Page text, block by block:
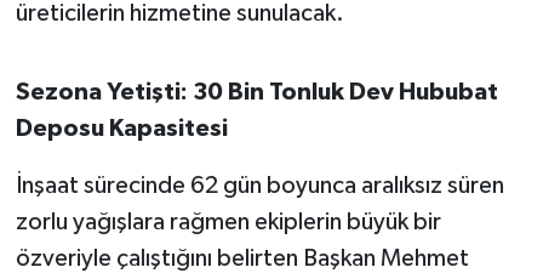
üreticilerin hizmetine sunulacak.
Sezona Yetişti: 30 Bin Tonluk Dev Hububat
Deposu Kapasitesi
İnşaat sürecinde 62 gün boyunca aralıksız süren
zorlu yağışlara rağmen ekiplerin büyük bir
özveriyle çalıştığını belirten Başkan Mehmet
Savaştepe
SİYASET